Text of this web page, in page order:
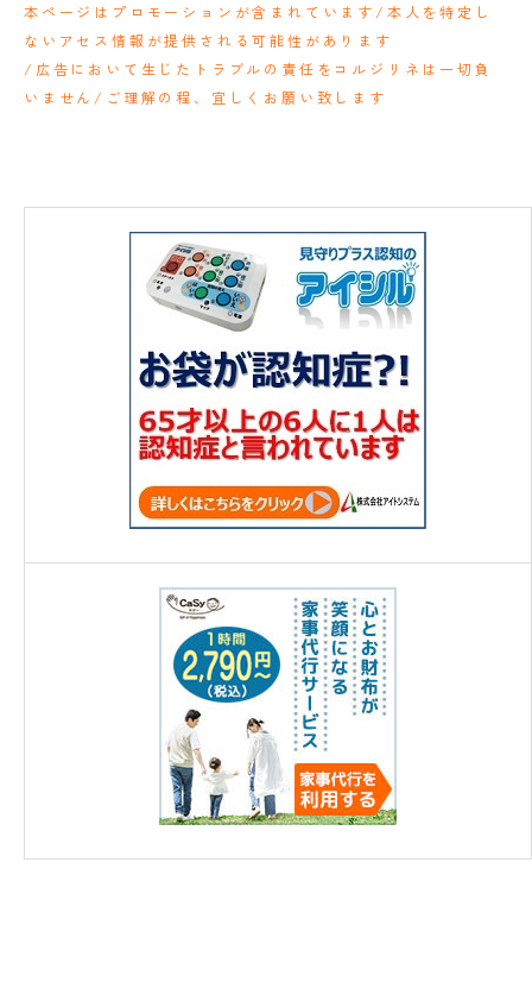
本ページはプロモーションが含まれています/本人を特定し
ないアセス情報が提供される可能性があります
/広告において生じたトラブルの責任をコルジリネは一切負
いません/ご理解の程、宜しくお願い致します